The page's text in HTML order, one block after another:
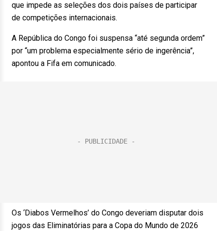
que impede as seleções dos dois países de participar
de competições internacionais.
A República do Congo foi suspensa “até segunda ordem”
por “um problema especialmente sério de ingerência”,
apontou a Fifa em comunicado.
Os ‘Diabos Vermelhos’ do Congo deveriam disputar dois
jogos das Eliminatórias para a Copa do Mundo de 2026